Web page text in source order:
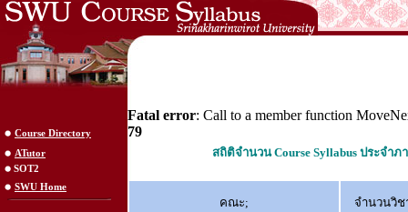
Course Directory
ATutor
SOT2
SWU Home
Fatal error: Call to a member function
79
สถิติจำนวน Course Syllabus ประจำ
คณะ; จำนวนวิช